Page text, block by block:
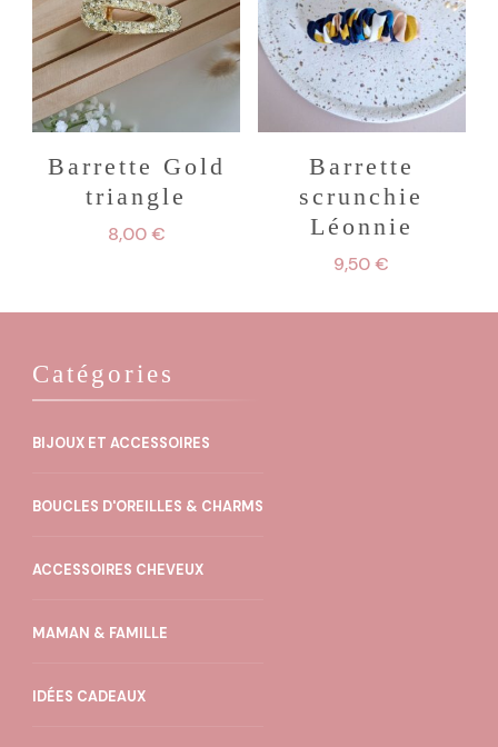
Barrette Gold
triangle
8,00€
Barrette
scrunchie
Léonnie
9,50€
Catégories
BIJOUX ET ACCESSOIRES
BOUCLES D'OREILLES & CHARMS
ACCESSOIRES CHEVEUX
MAMAN & FAMILLE
IDÉES CADEAUX